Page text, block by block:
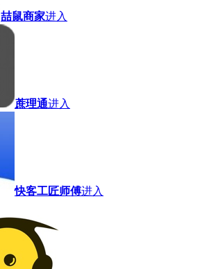
喆鼠商家进入
蔗理通进入
快客工匠师傅进入